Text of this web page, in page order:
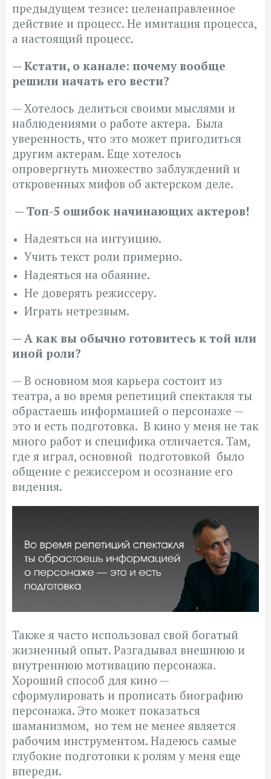
предыдущем тезисе: целенаправленное
действие и процесс. Не имитация процесса,
а настоящий процесс.
— Кстати, о канале: почему вообще
решили начать его вести?
— Хотелось делиться своими мыслями и
наблюдениями о работе актера. Была
уверенность, что это может пригодиться
другим актерам. Еще хотелось
опровергнуть множество заблуждений и
откровенных мифов об актерском деле.
— Топ-5 ошибок начинающих актеров!
Надеяться на интуицию.
Учить текст роли примерно.
Надеяться на обаяние.
Не доверять режиссеру.
Играть нетрезвым.
— А как вы обычно готовитесь к той или
иной роли?
— В основном моя карьера состоит из
театра, а во время репетиций спектакля ты
обрастаешь информацией о персонаже —
это и есть подготовка. В кино у меня не так
много работ и специфика отличается. Там,
где я играл, основной подготовкой было
общение с режиссером и осознание его
видения.
Также я часто использовал свой богатый
жизненный опыт. Разгадывал внешнюю и
внутреннюю мотивацию персонажа.
Хороший способ для кино —
сформулировать и прописать биографию
персонажа. Это может показаться
шаманизмом, но тем не менее является
рабочим инструментом. Надеюсь самые
глубокие подготовки к ролям у меня еще
впереди.